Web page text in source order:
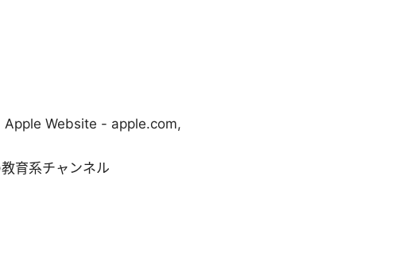
Apple Website - apple.com,
育系チャンネル